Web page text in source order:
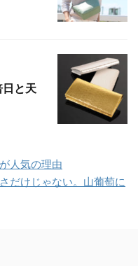
と天
人気の理由
だけじゃない。山葡萄に